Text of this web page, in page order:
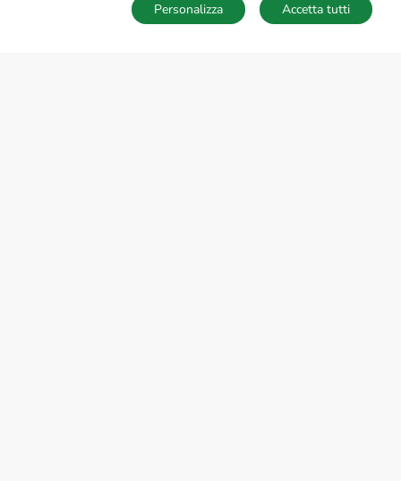
SALVA RICERCA
Accetta tutti
Personalizza